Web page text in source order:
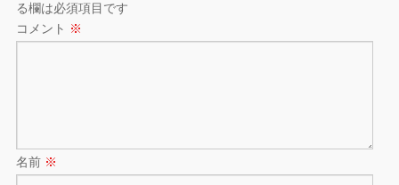
る欄は必須項目です
コメント ※
名前 ※